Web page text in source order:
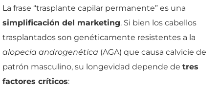
La frase “trasplante capilar permanente” es una
simplificación del marketing. Si bien los cabellos
trasplantados son genéticamente resistentes a la
alopecia androgenética (AGA) que causa calvicie de
patrón masculino, su longevidad depende de tres
factores críticos: